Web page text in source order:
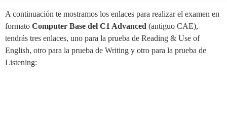
A continuación te mostramos los enlaces para realizar el examen en
formato Computer Base del C1 Advanced (antiguo CAE),
tendrás tres enlaces, uno para la prueba de Reading & Use of
English, otro para la prueba de Writing y otro para la prueba de
Listening: